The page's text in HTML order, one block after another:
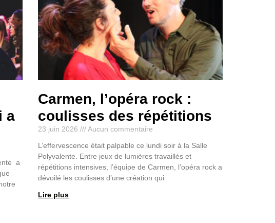
a
a
Carmen, l’opéra rock :
coulisses des répétitions
23 juin 2026
Aucun commentaire
L’effervescence était palpable ce lundi soir à la Salle
Polyvalente. Entre jeux de lumières travaillés et
répétitions intensives, l’équipe de Carmen, l’opéra rock a
dévoilé les coulisses d’une création qui
Lire plus